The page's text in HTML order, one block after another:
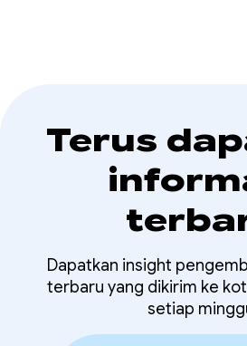
Terus
Dapatkan insight
terbaru yang dikirim ke
setiap